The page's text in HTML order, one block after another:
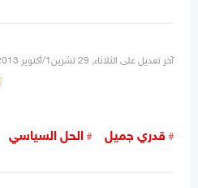
آخر تعديل على الثلاثاء, 29 تشرين1/أكتوير 2013 19:28
قدري جميل الحل السياسي